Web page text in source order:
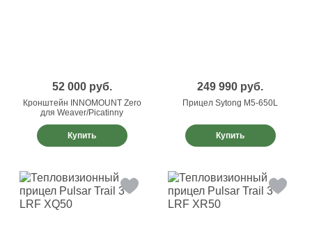
52 000 руб.
Кронштейн INNOMOUNT Zero
для Weaver/Picatinny
Купить
249 990 руб.
Прицел Sytong M5-650L
Купить